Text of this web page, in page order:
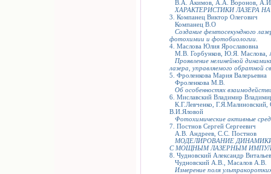
В.А. Акимов, А.А. Воронов,
ХАРАКТЕРИСТИКИ ЛАЗЕРА
3. Компанец Виктор Олегович
Компанец В.О
Создание фемтосекундного
фотохимии и фотобиологии.
4. Маслова Юлия Ярославовна
М.В. Горбунков, Ю.Я.
Проявление нелинейной
лазера, управляемого обратной
5. Фроленкова Мария Валерьевна
Фроленкова М.В.
Об особенностях
6. Миславский Владимир
К.Г.Левченко,
В.И.Яловой
Фотохимические активные
7. Постнов Сергей Сергеевич
А.В. Андреев, С.С. Постнов
МОДЕЛИРОВАНИЕ
С МОЩНЫМ ЛАЗЕРНЫМ
8. Чудновский Александр
Чудновский А.В., Масалов А.В.
Измерение поля